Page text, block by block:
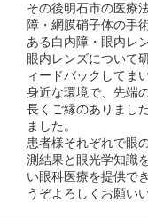
その後明石市の医療
障・網膜硝子体の手
ある白内障・眼内レ
眼内レンズについて
ィードバックしてま
身近な環境で、先端
長くご縁のありまし
ました。
患者様それぞれで眼
測結果と眼光学知識
い眼科医療を提供で
うぞよろしくお願い